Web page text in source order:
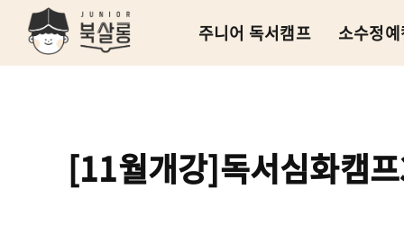
주니어 독서캠프 소수정
[11월개강]독서심화캠